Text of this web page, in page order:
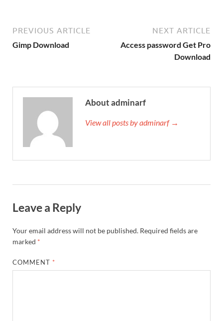
PREVIOUS ARTICLE
Gimp Download
NEXT ARTICLE
Access password Get Pro
Download
About adminarf
View all posts by adminarf →
Leave a Reply
Your email address will not be published. Required fields are
marked *
COMMENT *